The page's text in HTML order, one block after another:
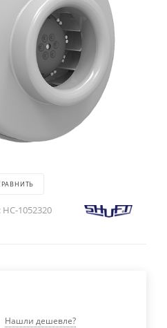
НС-1052320
Нашли дешевле?